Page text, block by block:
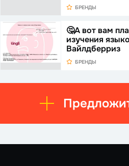
БРЕНДЫ
🤔А вот вам
изучения
Вайлдберриз
БРЕНДЫ